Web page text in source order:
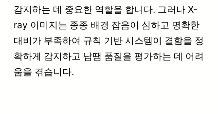
감지하는 데 중요한 역할을 합니다. 그러나 X-
ray 이미지는 종종 배경 잡음이 심하고 명확한
대비가 부족하여 규칙 기반 시스템이 결함을 정
확하게 감지하고 납땜 품질을 평가하는 데 어려
움을 겪습니다.